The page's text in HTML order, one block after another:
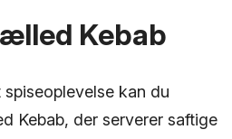
Kebab
kan du
Kebab, der serverer saftige